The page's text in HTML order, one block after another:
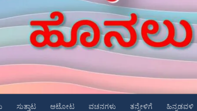
ಸುತ್ತಾಟ ಆಟೋಟ ವಚನಗಳು ತನ್ನೇಳಿಗೆ ಹಿನ್ನಡವಳಿ